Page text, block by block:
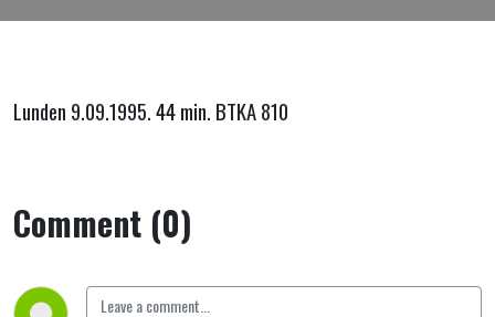
Lunden 9.09.1995. 44 min. BTKA 810
Comment (0)